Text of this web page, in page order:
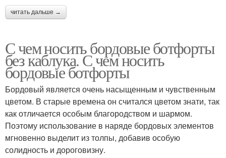
читать дальше →
С чем носить бордовые ботфорты
без каблука. С чем носить
бордовые ботфорты
Бордовый является очень насыщенным и чувственным
цветом. В старые времена он считался цветом знати, так
как отличается особым благородством и шармом.
Поэтому использование в наряде бордовых элементов
мгновенно выделит из толпы, добавив особую
солидность и дороговизну.